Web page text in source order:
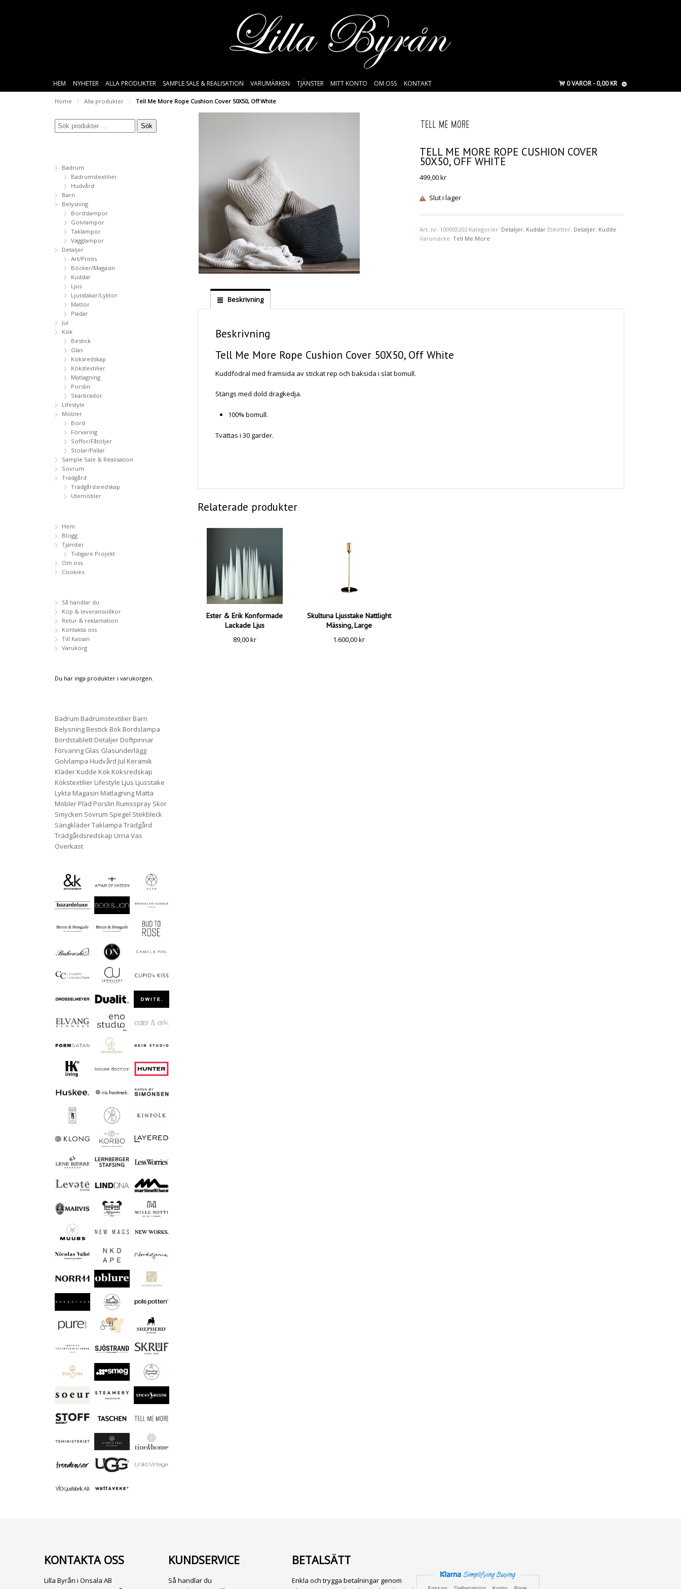
HEM NYHETER ALLA PRODUKTER SAMPLE SALE & REALISATION VARUMÄRKEN TJÄNSTER MITT KONTO OM OSS KONTAKT 0 VAROR 0,00 KR
Home / Alla produkter / Tell Me More Rope Cushion Cover 50X50, Off White
TELL ME MORE ROPE CUSHION COVER
50X50, OFF WHITE
499,00kr
Slut i lager
Art. nr. 100003202 Kategorier: Detaljer, Kuddar Etiketter: Detaljer, Kudde
Varumärke:Tell Me More
Beskrivning
Beskrivning
Tell Me More Rope Cushion Cover 50X50, Off White
Kuddfodral med framsida av stickat rep och baksida i slät bomull.
Stängs med dold dragkedja.
100% bomull.
Tvättas i 30 garder.
Relaterade produkter
Ester & Erik Konformade
Lackade Ljus
89,00kr
Skultuna Ljusstake Nattlight
Mässing, Large
1.600,00kr
Sök
Badrum
Badrumstextilier
Hudvård
Barn
Belysning
Bordslampor
Golvlampor
Taklampor
Vägglampor
Detaljer
Art/Prints
Böcker/Magasin
Kuddar
Ljus
Ljusstakar/Lyktor
Mattor
Plädar
Jul
Kök
Bestick
Glas
Köksredskap
Kökstextilier
Matlagning
Porslin
Skärbrädor
Lifestyle
Möbler
Bord
Förvaring
Soffor/Fåtöljer
Stolar/Pallar
Sample Sale & Realisation
Sovrum
Trädgård
Trädgårdsredskap
Utemöbler
Hem
Blogg
Tjänster
Tidigare Projekt
Om oss
Cookies
Så handlar du
Köp & leveransvillkor
Retur & reklamation
Kontakta oss
Till Kassan
Varukorg
Du har inga produkter i varukorgen.
Badrum Badrumstextilier Barn
Belysning Bestick Bok Bordslampa
Bordstablett Detaljer Doftpinnar
Förvaring Glas Glasunderlägg
Golvlampa Hudvård Jul Keramik
Kläder Kudde Kök Köksredskap
Kökstextilier Lifestyle Ljus Ljusstake
Lykta Magasin Matlagning Matta
Möbler Pläd Porslin Rumsspray Skor
Smycken Sovrum Spegel Stekbleck
SängkläderTaklampa Trädgård
Trädgårdsredskap Urna Vas
Överkast
KONTAKTA OSS
Lilla Byrån i Onsala AB
KUNDSERVICE
Så handlar du
BETALSÄTT
Enkla och trygga betalningar genom